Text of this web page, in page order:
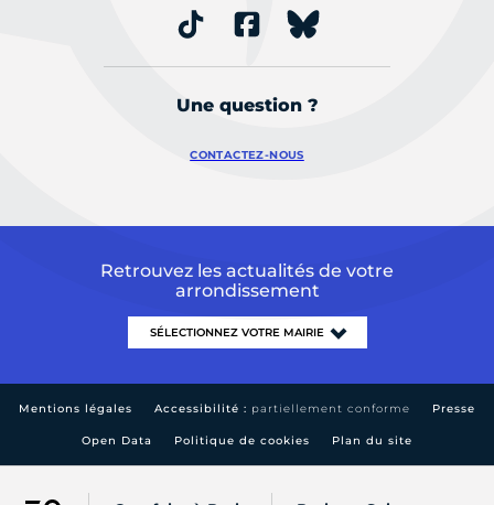
Une question ?
CONTACTEZ-NOUS
Retrouvez les actualités de votre
arrondissement
Mentions légales Accessibilité : partiellement conforme Presse
Open Data Politique de cookies Plan du site